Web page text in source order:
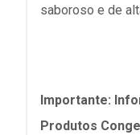
saboroso e de
Importante:
Produtos